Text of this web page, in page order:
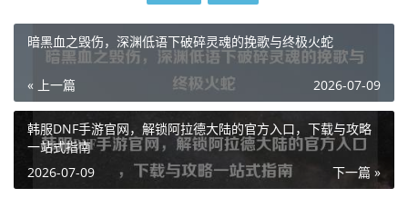
暗黑血之毁伤，深渊低语下破碎灵魂的挽歌与终极火蛇
« 上一篇 2026-07-09
韩服DNF手游官网，解锁阿拉德大陆的官方入口，下载与攻略
一站式指南
下一篇 »
2026-07-09